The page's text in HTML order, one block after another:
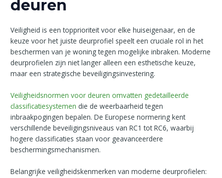
deuren
Veiligheid is een topprioriteit voor elke huiseigenaar, en de
keuze voor het juiste deurprofiel speelt een cruciale rol in het
beschermen van je woning tegen mogelijke inbraken. Moderne
deurprofielen zijn niet langer alleen een esthetische keuze,
maar een strategische beveiligingsinvestering.
Veiligheidsnormen voor deuren omvatten gedetailleerde
classificatiesystemen die de weerbaarheid tegen
inbraakpogingen bepalen. De Europese normering kent
verschillende beveiligingsniveaus van RC1 tot RC6, waarbij
hogere classificaties staan voor geavanceerdere
beschermingsmechanismen.
Belangrijke veiligheidskenmerken van moderne deurprofielen: